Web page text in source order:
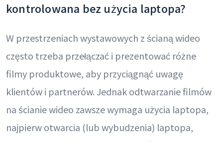
kontrolowana bez użycia laptopa?
W przestrzeniach wystawowych z ścianą wideo
często trzeba przełączać i prezentować różne
filmy produktowe, aby przyciągnąć uwagę
klientów i partnerów. Jednak odtwarzanie filmów
na ścianie wideo zawsze wymaga użycia laptopa,
najpierw otwarcia (lub wybudzenia) laptopa,